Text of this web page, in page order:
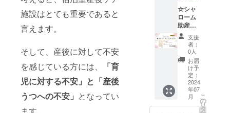
施設はとても重要であると
言えます。
そして、産後に対して不安
を感じている方には、
「育
児に対する不安」と「産後
うつへの不安」 となってい
ます。
に優し
い離乳
食で
す。 ●
離乳食
セット
＋お礼
のメー
ル ●
メール
アドレ
ス・お
届け先
たラベ
ルや注
意書き
をご確
認くだ
さい。
広島県
東広島
市産の
野菜を
使用。
香料、
着色
トン
100%
ゴム
（直接
肌に触
れませ
ん） サ
イズ：
Ｓ（Ｗ
58～
64cm
根や腹
部を締
め付け
ない形
で、愛
らしく
柔らか
なレー
スが印
象的で
す。
色
：生成
り（無
レー
ス、縫
い糸、
全て
フェア
トレー
ド・
オーガ
ニック
コット
ン100%
で、敏
感肌の
☆シャ
ローム
助産院
が提携
してい
る企業
の新月
ショー
ツ＜LL
サイズ
＞＋お
礼の
メール
支援
者：
0人
お届
け予
定：
2024
年07
月
こ
の
リ
タ